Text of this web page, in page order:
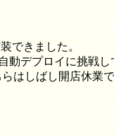
できました。
動デプロイに挑戦
はしばし開店休業